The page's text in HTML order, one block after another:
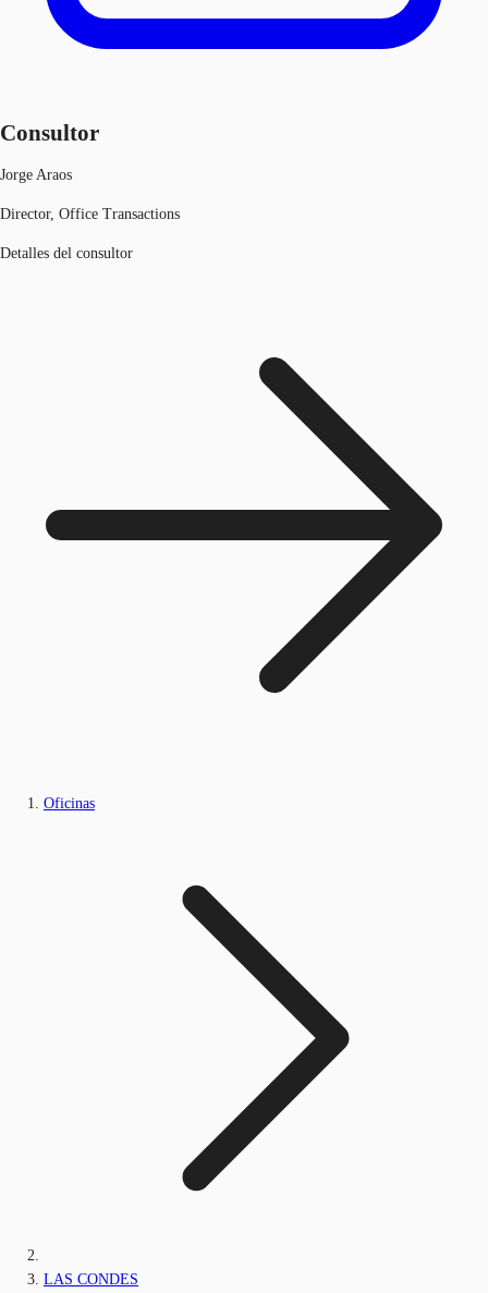
Consultor
Jorge Araos
Director, Office Transactions
Detalles del consultor
Oficinas
LAS CONDES